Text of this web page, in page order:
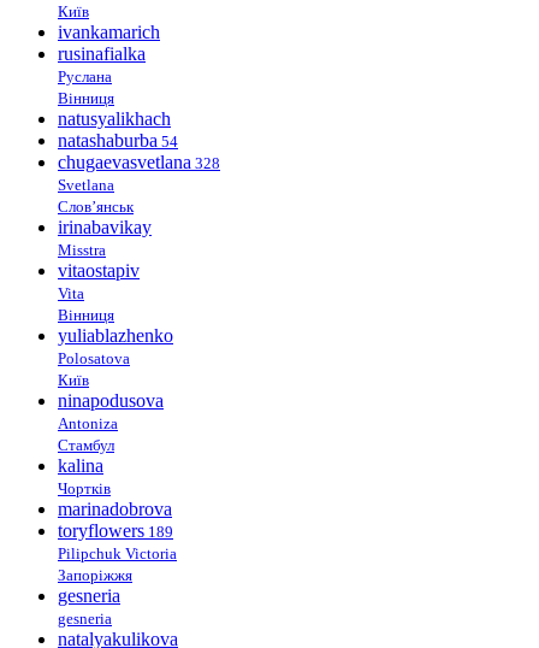
Київ
ivankamarich
rusinafialka
Руслана
Вінниця
natusyalikhach
natashaburba 54
chugaevasvetlana 328
Svetlana
Слов’янськ
irinabavikay
Misstra
vitaostapiv
Vita
Вінниця
yuliablazhenko
Polosatova
Київ
ninapodusova
Antoniza
Стамбул
kalina
Чортків
marinadobrova
toryflowers 189
Pilipchuk Victoria
Запоріжжя
gesneria
gesneria
natalyakulikova